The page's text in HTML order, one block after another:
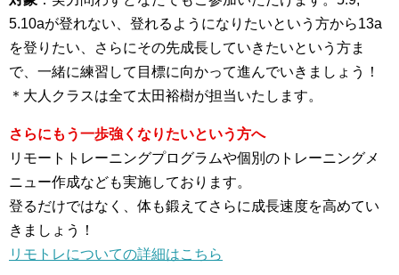
5.10aが登れない、登れるようになりたいという方から13a
を登りたい、さらにその先成長していきたいという方ま
で、一緒に練習して目標に向かって進んでいきましょう！
＊大人クラスは全て太田裕樹が担当いたします。
さらにもう一歩強くなりたいという方へ
リモートトレーニングプログラムや個別のトレーニングメ
ニュー作成なども実施しております。
登るだけではなく、体も鍛えてさらに成長速度を高めてい
きましょう！
リモトレについての詳細はこちら